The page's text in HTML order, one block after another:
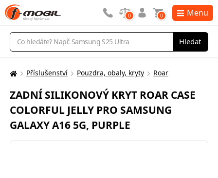
Vyhledávání
Hledat
0 0 Menu
Zde
nacházíte:
Příslušenství Pouzdra, obaly, kryty Roar
ZADNÍ SILIKONOVÝ KRYT ROAR CASE
COLORFUL JELLY PRO SAMSUNG
GALAXY A16 5G, PURPLE